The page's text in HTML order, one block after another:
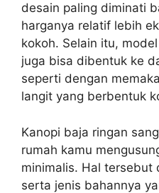
desain paling diminati
harganya relatif lebih
kokoh. Selain itu,
juga bisa dibentuk ke
seperti dengan
langit yang berbentuk
Kanopi baja ringan
rumah kamu
minimalis. Hal tersebut
serta jenis bahannya